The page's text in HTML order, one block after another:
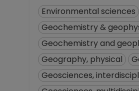
Environmental sciences
Geochemistry &
Geochemistry and
Geography, physical
Geosciences,